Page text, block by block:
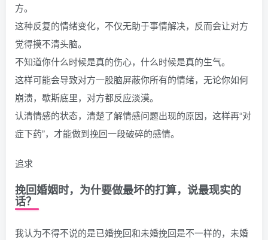
方。
这种反复的情绪变化，不仅无助于事情解决，反而会让对方
觉得摸不清头脑。
不知道你什么时候是真的伤心，什么时候是真的生气。
这样可能会导致对方一股脑屏蔽你所有的情绪，无论你如何
崩溃，歇斯底里，对方都反应淡漠。
认清情感的状态，清楚了解情感问题出现的原因，这样再“对
症下药”，才能做到挽回一段破碎的感情。
追求
挽回婚姻时，为什要做最坏的打算，说最现实的
话？
我认为不得不说的是已婚挽回和未婚挽回是不一样的，未婚